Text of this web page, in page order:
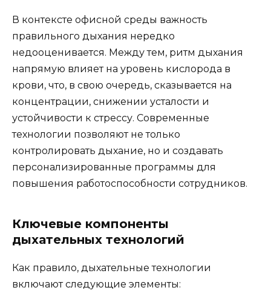
В контексте офисной среды важность
правильного дыхания нередко
недооценивается. Между тем, ритм дыхания
напрямую влияет на уровень кислорода в
крови, что, в свою очередь, сказывается на
концентрации, снижении усталости и
устойчивости к стрессу. Современные
технологии позволяют не только
контролировать дыхание, но и создавать
персонализированные программы для
повышения работоспособности сотрудников.
Ключевые компоненты
дыхательных технологий
Как правило, дыхательные технологии
включают следующие элементы: